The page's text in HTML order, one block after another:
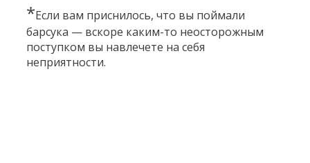
*Если вам приснилось, что вы поймали
барсука — вскоре каким-то неосторожным
поступком вы навлечете на себя
неприятности.